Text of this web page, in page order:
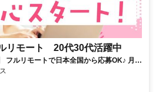
リモート 20代30代活躍中
フルリモートで日本全国から応募OK♪ 月稼